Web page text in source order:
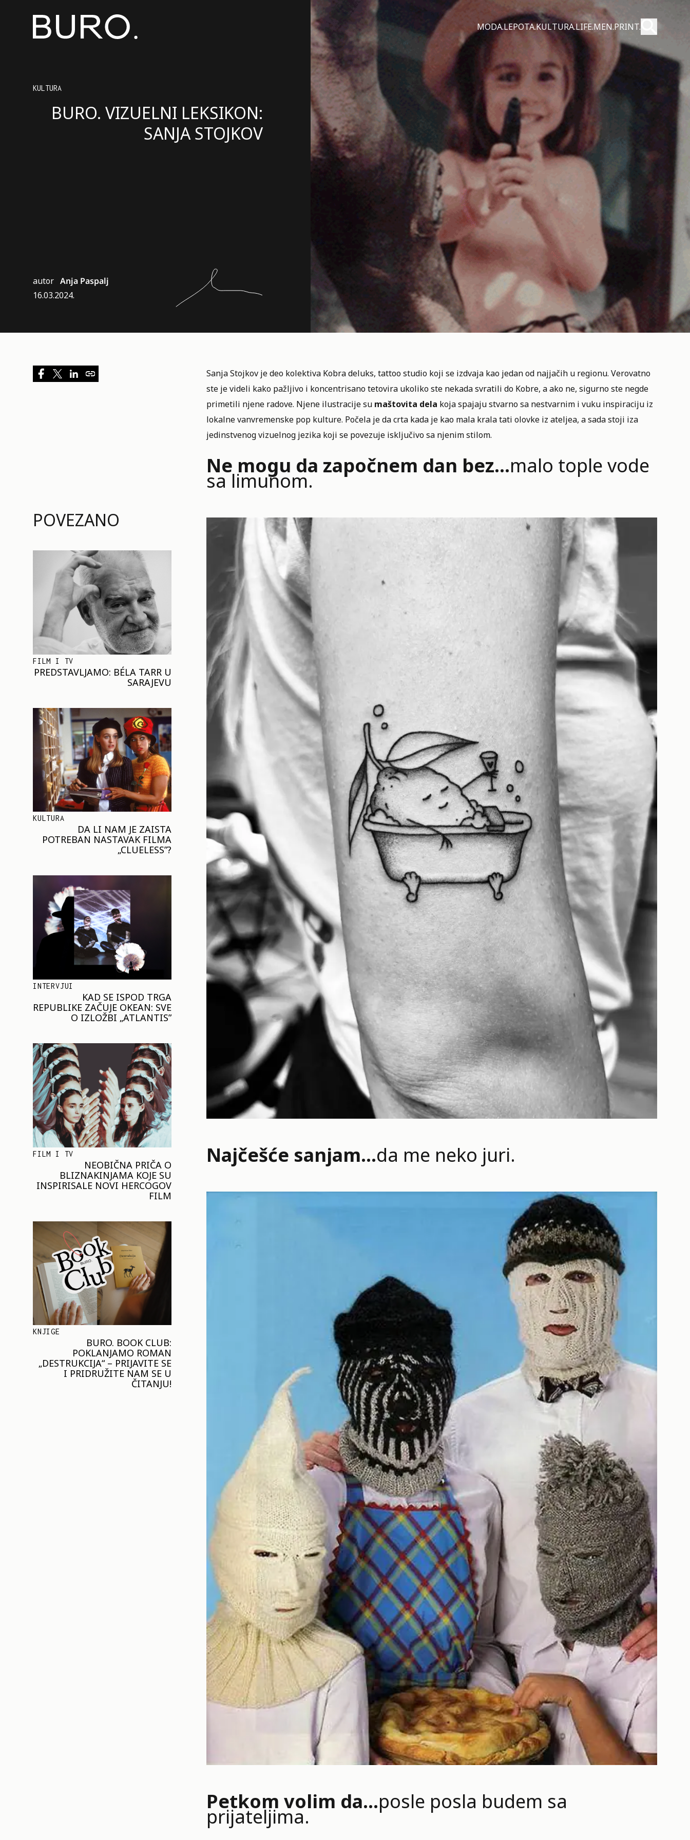
MODA.LEPOTA.KULTURA.LIFE.MEN.PRINT. Pretraži
Pošalji
KULTURA
BURO. VIZUELNI LEKSIKON:
SANJA STOJKOV
autor Anja Paspalj
16.03.2024.
POVEZANO
FILM I TV
PREDSTAVLJAMO: BÉLA TARR U
SARAJEVU
KULTURA
DA LI NAM JE ZAISTA
POTREBAN NASTAVAK FILMA
„CLUELESS”?
INTERVJUI
KAD SE ISPOD TRGA
REPUBLIKE ZAČUJE OKEAN: SVE
O IZLOŽBI „ATLANTIS”
FILM I TV
NEOBIČNA PRIČA O
BLIZNAKINJAMA KOJE SU
INSPIRISALE NOVI HERCOGOV
FILM
KNJIGE
BURO. BOOK CLUB:
POKLANJAMO ROMAN
„DESTRUKCIJA“ – PRIJAVITE SE
I PRIDRUŽITE NAM SE U
ČITANJU!
Sanja Stojkov je deo kolektiva Kobra deluks, tattoo studio koji se izdvaja kao jedan od najjačih u regionu. Verovatno
ste je videli kako pažljivo i koncentrisano tetovira ukoliko ste nekada svratili do Kobre, a ako ne, sigurno ste negde
primetili njene radove. Njene ilustracije su maštovita dela koja spajaju stvarno sa nestvarnim i vuku inspiraciju iz
lokalne vanvremenske pop kulture. Počela je da crta kada je kao mala krala tati olovke iz ateljea, a sada stoji iza
jedinstvenog vizuelnog jezika koji se povezuje isključivo sa njenim stilom.
Ne mogu da započnem dan bez…malo tople vode
sa limunom.
Najčešće sanjam…da me neko juri.
Petkom volim da…posle posla budem sa
prijateljima.